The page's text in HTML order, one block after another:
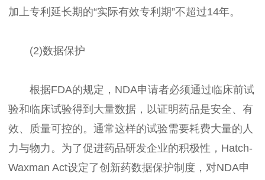
加上专利延长期的“实际有效专利期”不超过14年。
(2)数据保护
根据FDA的规定，NDA申请者必须通过临床前试
验和临床试验得到大量数据，以证明药品是安全、有
效、质量可控的。通常这样的试验需要耗费大量的人
力与物力。为了促进药品研发企业的积极性，Hatch-
Waxman Act设定了创新药数据保护制度，对NDA申